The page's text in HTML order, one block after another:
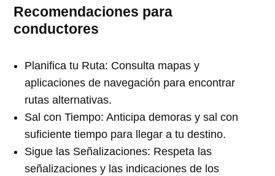
Recomendaciones para
conductores
Planifica tu Ruta: Consulta mapas y
aplicaciones de navegación para encontrar
rutas alternativas.
Sal con Tiempo: Anticipa demoras y sal con
suficiente tiempo para llegar a tu destino.
Sigue las Señalizaciones: Respeta las
señalizaciones y las indicaciones de los